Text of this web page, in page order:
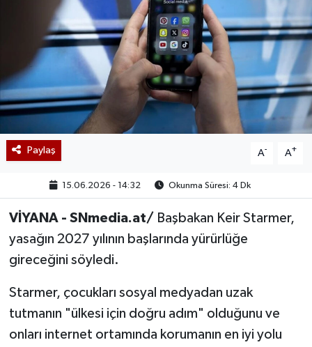
Paylaş A- A+
15.06.2026 - 14:32 Okunma Süresi: 4 Dk
VİYANA - SNmedia.at/ Başbakan Keir Starmer,
yasağın 2027 yılının başlarında yürürlüğe
gireceğini söyledi.
Starmer, çocukları sosyal medyadan uzak
tutmanın "ülkesi için doğru adım" olduğunu ve
onları internet ortamında korumanın en iyi yolu